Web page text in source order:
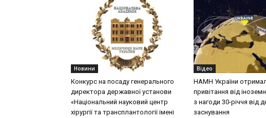
Новини
Конкурс на посаду генерального
директора державної установи
«Національний науковий центр
хірургії та трансплантології імені
Відео
НАМН України
привітання від
з нагоди 30-річчя від
заснування